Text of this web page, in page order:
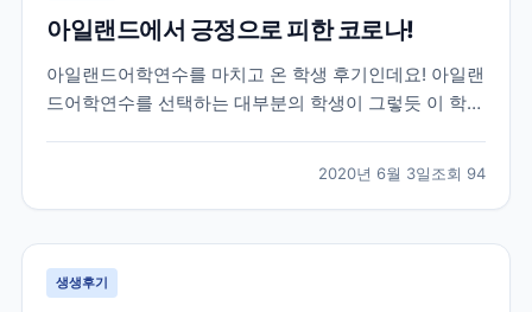
아일랜드에서 긍정으로 피한 코로나!
아일랜드어학연수를 마치고 온 학생 후기인데요! 아일랜
드어학연수를 선택하는 대부분의 학생이 그렇듯 이 학생
의 워킹홀리데이로 총 33주간의 체류를 목표로 아일랜
드에 작년 11월에 출국한 학생이랍니다! 아쉽게도...
2020년 6월 3일조회 94
생생후기